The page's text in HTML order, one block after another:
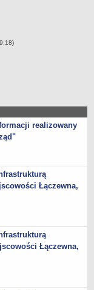
2025
R.
2024 roku
2020
13 PAŹDZIERNIKA
2015
2017
realizowany
Łączewna,
Łączewna,